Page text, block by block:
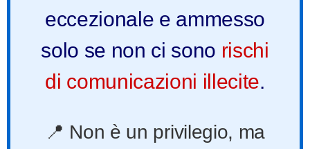
eccezionale e ammesso
solo se non ci sono rischi
di comunicazioni illecite.
📍 Non è un privilegio, ma